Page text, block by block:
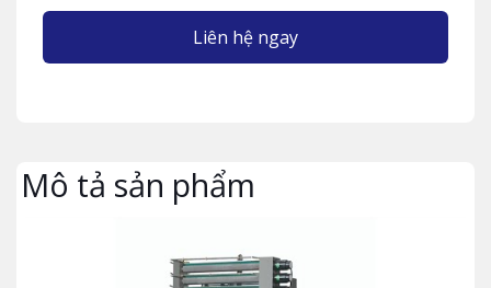
Liên hệ ngay
Mô tả sản phẩm